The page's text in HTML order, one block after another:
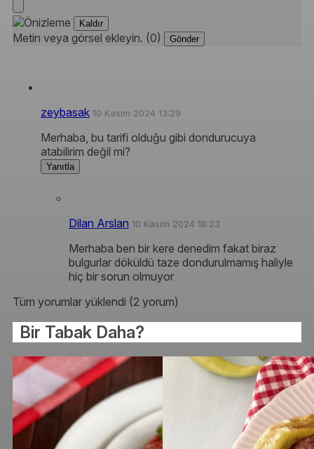
Kaldır
Metin veya görsel ekleyin. (0) Gönder
zeybasak 10 Kasım 2024 13:29
Merhaba, bu tarifi olduğu gibi dondurucuya
atabilirim değil mi?
Yanıtla
Dilan Arslan 10 Kasım 2024 18:23
Merhaba ben bir kere denedim fakat biraz
bulgurlar döküldü taze dondurulmamış haliyle
hiç bir sorun olmuyor
Tüm yorumlar yüklendi (2 yorum)
Bir Tabak Daha?